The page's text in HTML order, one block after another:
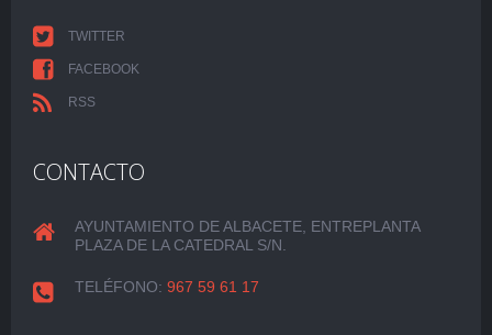
TWITTER
FACEBOOK
RSS
CONTACTO
AYUNTAMIENTO DE ALBACETE, ENTREPLANTA
PLAZA DE LA CATEDRAL S/N.
TELÉFONO: 967 59 61 17